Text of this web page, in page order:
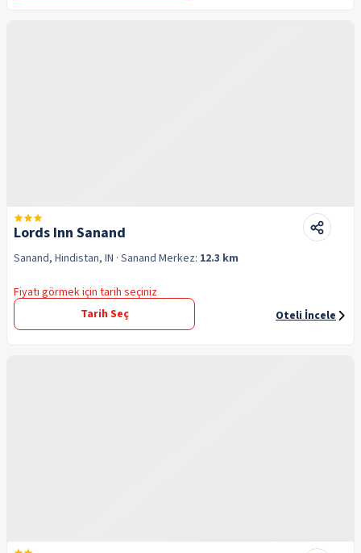
Lords Inn Sanand
Sanand, Hindistan, IN · Sanand Merkez: 12.3 km
Fiyatı görmek için tarih seçiniz
Tarih Seç
Oteli İncele